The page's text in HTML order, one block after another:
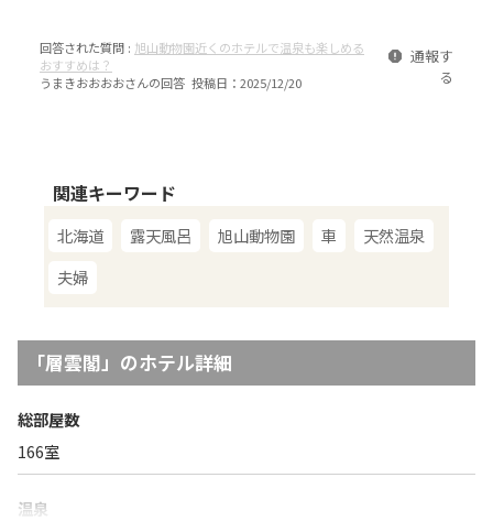
回答された質問 : 旭山動物園近くのホテルで温泉も楽しめる
おすすめは？
うまきおおおおさんの回答 投稿日： 2025/12/20
通報す
る
関連キーワード
北海道 露天風呂 旭山動物園 車
天然温泉
夫婦
「層雲閣」のホテル詳細
総部屋数
166室
温泉